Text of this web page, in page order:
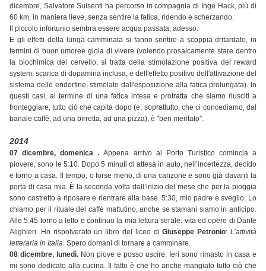
dicembre, Salvatore Sulsenti ha percorso in compagnia di Inge Hack, più di
60 km, in maniera lieve, senza sentire la fatica, ridendo e scherzando.
Il piccolo infortunio sembra essere acqua passata, adesso.
E gli effetti della lunga camminata si fanno sentire a scoppia dritardato, in
termini di buon umoree gioia di vivere (volendo prosaicamente stare dentro
la biochimica del cervello, si tratta della stimolazione positiva del reward
system, scarica di dopamina inclusa, e dell'effetto positivo dell'attivazione del
sistema delle endorfine, stimolato dall'esposizione alla fatica prolungata). In
questi casi, al termine di una fatica intesa e protratta che siamo riusciti a
fronteggiare, tutto ciò che capita dopo (e, soprattutto, che ci concediamo, dal
banale caffè, ad una birretta, ad una pizza), è "ben meritato".
2014
07 dicembre, domenica .Appena arrivo al Porto Turistico comincia a
piovere, sono le 5:10. Dopo 5 minuti di attesa in auto, nell’incertezza, decido
e torno a casa. Il tempo, o forse meno, di una canzone e sono già davanti la
porta di casa mia. È la seconda volta dall’inizio del mese che per la pioggia
sono costretto a riposare e rientrare alla base. 5:30, mio padre è sveglio. Lo
chiamo per il rituale del caffè mattutino, anche se stamani siamo in anticipo.
Alle 5:45 torno a letto e continuo la mia lettura serale: vita ed opere di Dante
Alighieri. Ho rispolverato un libro del liceo diGiuseppe Petronio:L’attività
letteraria in Italia. Spero domani di tornare a camminare.
08 dicembre, lunedì. Non piove e posso uscire. Ieri sono rimasto in casa e
mi sono dedicato alla cucina. Il fatto è che ho anche mangiato tutto ciò che